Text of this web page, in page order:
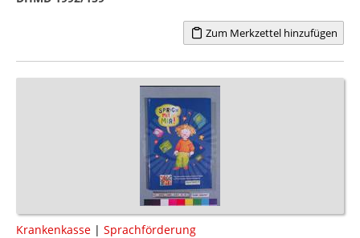
Zum Merkzettel hinzufügen
Krankenkasse | Sprachförderung